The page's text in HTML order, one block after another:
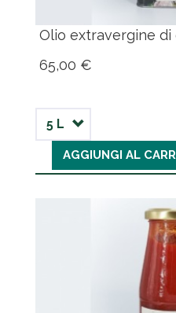
Olio extravergine di
65,00 €
AGGIUNGI AL